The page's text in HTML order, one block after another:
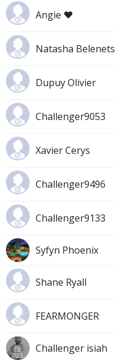
Angie ❤
Natasha Belenets
Dupuy Olivier
Challenger9053
Xavier Cerys
Challenger9496
Challenger9133
Syfyn Phoenix
Shane Ryall
FEARMONGER
Challenger isiah